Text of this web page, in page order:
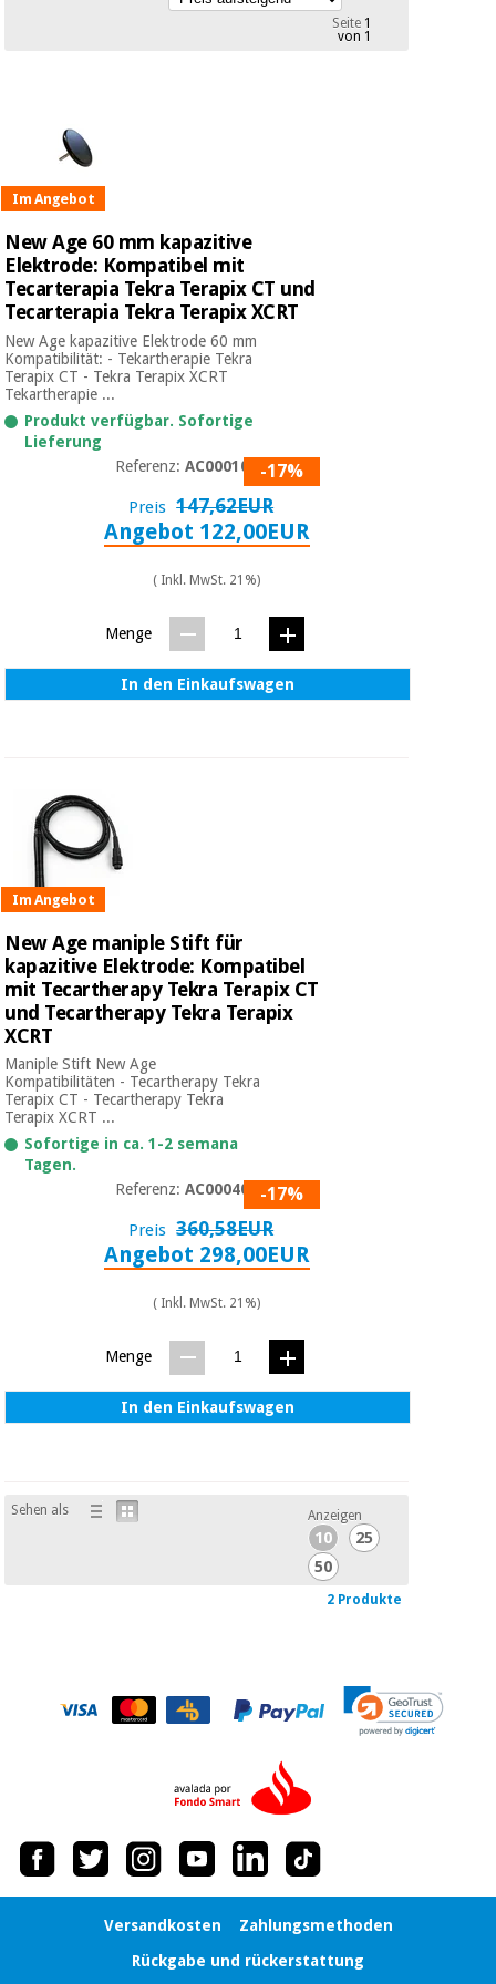
Fisaude
Tech
Academy
Therapeutische
schränke
Essentielles
schutzmaterial
für
coronaviren
Aerobic,
fitness
und
pilates
Sanitärkleiderschränke
Veterinärmedizin
Orthopädie
(ausverkauf)
Angebote
Outlet
Fisaude
Tech
Academy
chinesische
medizin
möbel
Therapeutische
schränke
Essentielles
schutzmaterial
und
Sanitärkleiderschränke
Veterinärmedizin
Orthopädie
Chirurgische
instrumente
(ausverkauf)
Seite1
von 1
Im Angebot
New Age 60 mm kapazitive
Elektrode: Kompatibel mit
Tecarterapia Tekra Terapix CT und
Tecarterapia Tekra Terapix XCRT
New Age kapazitive Elektrode 60 mm
Kompatibilität: - Tekartherapie Tekra
Terapix CT - Tekra Terapix XCRT
Tekartherapie ...
Produkt verfügbar. Sofortige
Lieferung
Referenz:AC0001034-17%
Preis 147,62EUR
Angebot 122,00EUR
( Inkl. MwSt. 21%)
Menge
In den Einkaufswagen
Im Angebot
New Age maniple Stift für
kapazitive Elektrode: Kompatibel
mit Tecartherapy Tekra Terapix CT
und Tecartherapy Tekra Terapix
XCRT
Maniple Stift New Age
Kompatibilitäten - Tecartherapy Tekra
Terapix CT - Tecartherapy Tekra
Terapix XCRT ...
Sofortige in ca. 1-2 semana
Tagen.
Referenz:AC0004053-17%
Preis 360,58EUR
Angebot 298,00EUR
( Inkl. MwSt. 21%)
Menge
In den Einkaufswagen
Sehen als Anzeigen
10
25
50
2 Produkte
Versandkosten
Zahlungsmethoden
Rückgabe und rückerstattung